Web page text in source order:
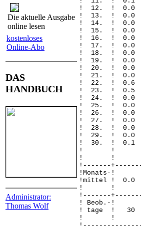
Die aktuelle Ausgabe
online lesen
kostenloses
Online-Abo
DAS
HANDBUCH
Administrator:
Thomas Wolf
! 12. !
! 13. !
! 14. !
! 15. !
! 16. !
! 17. !
! 18. !
! 19. !
! 20. !
! 21. !
! 22. !
! 23. !
! 24. !
! 25. !
! 26. !
! 27. !
! 28. !
! 29. !
! 30. !
!
!
!-------
!mittel !
!
!-------
!
! tage !
!